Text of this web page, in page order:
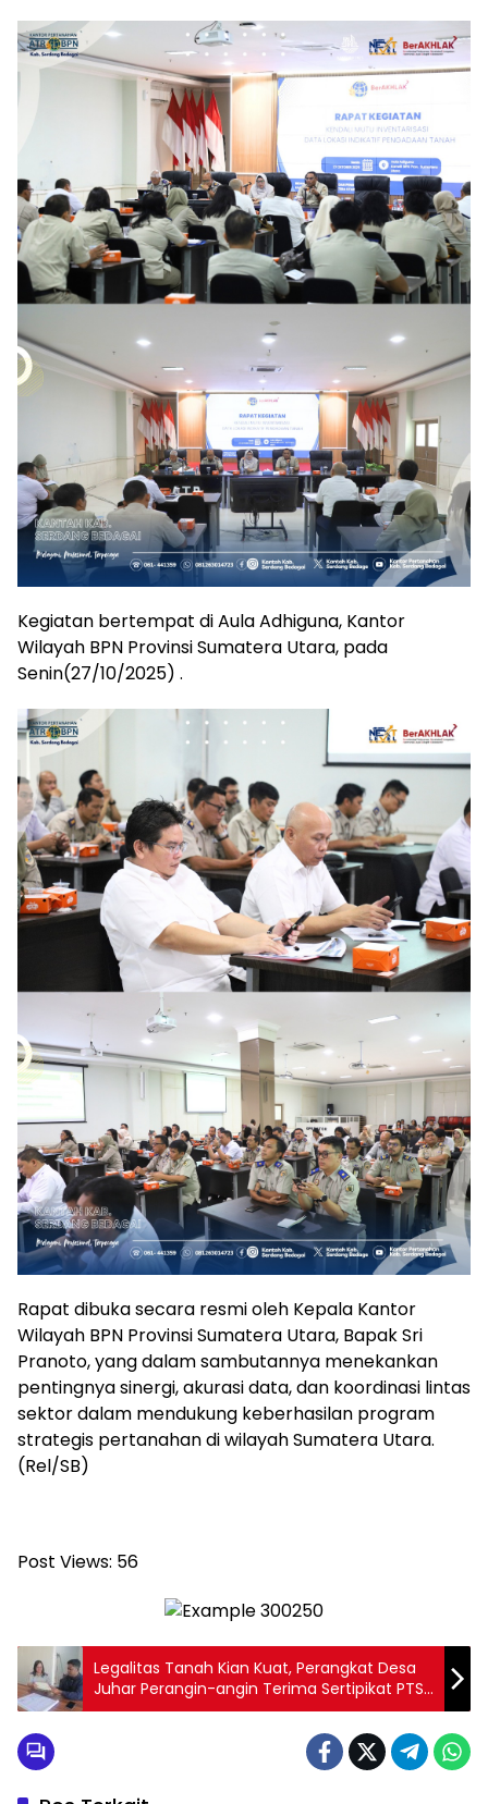
Kegiatan bertempat di Aula Adhiguna, Kantor
Wilayah BPN Provinsi Sumatera Utara, pada
Senin(27/10/2025) .
Rapat dibuka secara resmi oleh Kepala Kantor
Wilayah BPN Provinsi Sumatera Utara, Bapak Sri
Pranoto, yang dalam sambutannya menekankan
pentingnya sinergi, akurasi data, dan koordinasi lintas
sektor dalam mendukung keberhasilan program
strategis pertanahan di wilayah Sumatera Utara.
(Rel/SB)
Post Views: 56
Legalitas Tanah Kian Kuat, Perangkat Desa
Juhar Perangin-angin Terima Sertipikat PTSL
Tahun Anggaran 2025 dan Berterima Kasih
Kepada Kantor Pertanahan Karo